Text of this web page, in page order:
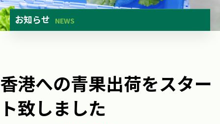
お知らせ NEWS
香港への青果出荷をスター
ト致しました
お問い合わせ